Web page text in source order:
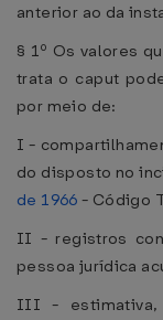
anterior ao da
§ 1º Os valores
trata o caput
por meio de:
I -
do disposto no
de 1966 - Código
II - registros
pessoa jurídica
III - estimativa,